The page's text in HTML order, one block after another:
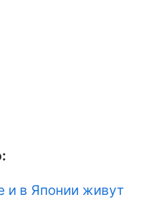
и в Японии живут